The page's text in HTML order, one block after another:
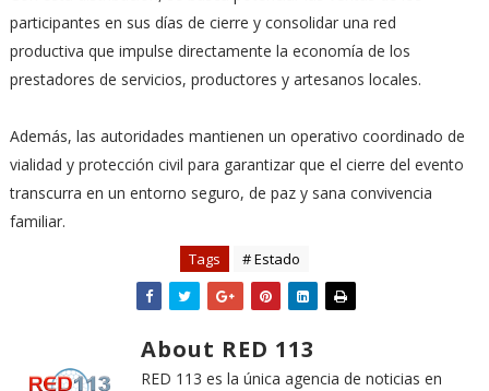
participantes en sus días de cierre y consolidar una red
productiva que impulse directamente la economía de los
prestadores de servicios, productores y artesanos locales.
Además, las autoridades mantienen un operativo coordinado de
vialidad y protección civil para garantizar que el cierre del evento
transcurra en un entorno seguro, de paz y sana convivencia
familiar.
Tags # Estado
About RED 113
RED 113 es la única agencia de noticias en